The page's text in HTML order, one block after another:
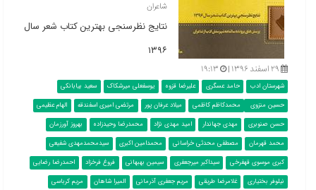
شاعران
نتایج نظرسنجی بهترین کتاب شعر سال
۱۳۹۶
۲۹ اسفند ۱۳۹۶ | ۱۹:۱۳
شهرستان ادب حامد عسگری علیرضا قزوه یوسفعلی میرشکاک
سعید بیابانکی
حسین منزوی
محمدکاظم کاظمی میلاد عرفان پور مرتضی امیری اسفندقه
الهام عظیمی
حسن صنوبری
مهدی جهاندار امید مهدی نژاد محمدرضا وحیدزاده
بهروز آورزمان
محمد قهرمان
مصطفی محدثی خراسانی محمدامین اکبری
سیدمحمدمهدی شفیعی
کبری موسوی قهفرخی
سیداکبر میرجعفری سیمین بهبهانی فروغ فرخزاد
احمدرضا رضایی
نیلوفر بختیاری
غلامرضا طریقی مریم جعفری آذرمانی المیرا شاهان
مریم کرباسی